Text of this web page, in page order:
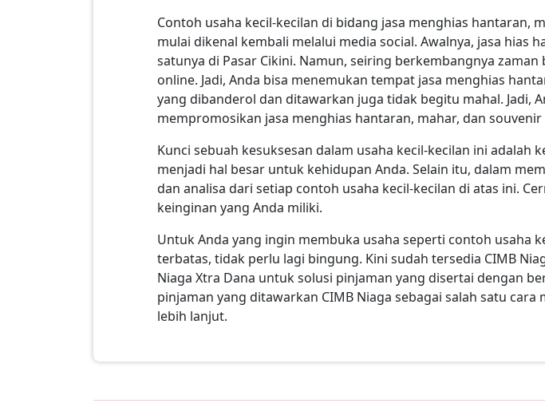
Contoh usaha kecil-kecilan di bidang jasa menghias
mulai dikenal kembali melalui media social. Awalnya, jasa hias
satunya di Pasar Cikini. Namun, seiring berkembangnya
online. Jadi, Anda bisa menemukan tempat jasa menghias
yang dibanderol dan ditawarkan juga tidak begitu mahal. Jadi,
mempromosikan jasa menghias hantaran, mahar, dan
Kunci sebuah kesuksesan dalam usaha kecil-kecilan ini adalah
menjadi hal besar untuk kehidupan Anda. Selain itu, dalam
dan analisa dari setiap contoh usaha kecil-kecilan di atas ini.
keinginan yang Anda miliki.
Untuk Anda yang ingin membuka usaha seperti contoh usaha
terbatas, tidak perlu lagi bingung. Kini sudah tersedia CIMB
Niaga Xtra Dana untuk solusi pinjaman yang disertai dengan
pinjaman yang ditawarkan CIMB Niaga sebagai salah satu cara
lebih lanjut.